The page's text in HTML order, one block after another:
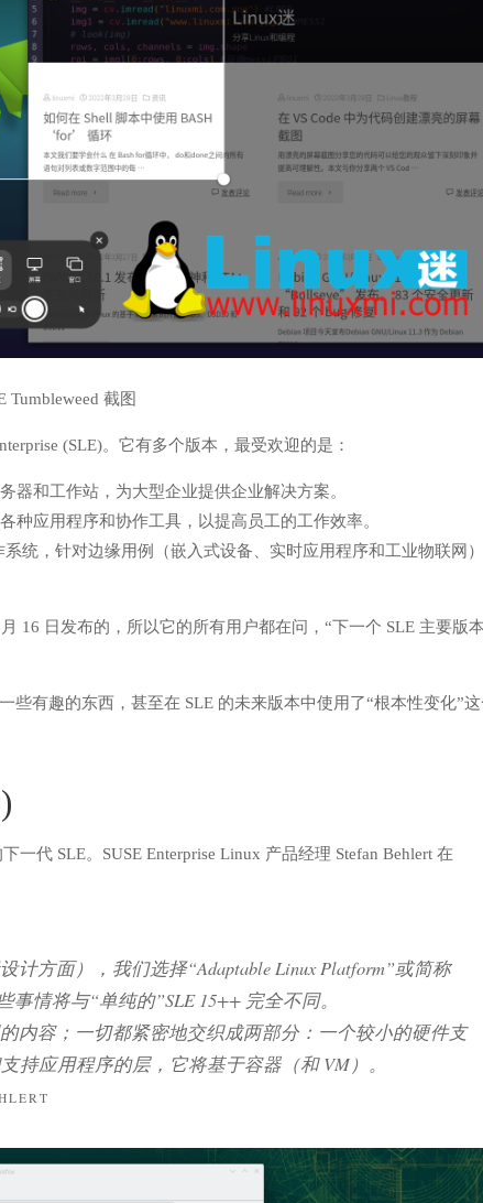
Tumbleweed 截图
(SLE)。它有多个版本，最受欢迎的是：
器和工作站，为大型企业提供企业解决方案。
种应用程序和协作工具，以提高员工的工作效率。
统，针对边缘用例（嵌入式设备、实时应用程序和工业物联网
16 日发布的，所以它的所有用户都在问，“下一个 SLE 主要版
些有趣的东西，甚至在 SLE 的未来版本中使用了“根本性变化”
一代 SLE。SUSE Enterprise Linux 产品经理 Stefan Behlert 在
方面），我们选择“Adaptable Linux Platform”或简称
情将与“单纯的”SLE 15++ 完全不同。
内容；一切都紧密地交织成两部分：一个较小的硬件支
持应用程序的层，它将基于容器（和 VM）。